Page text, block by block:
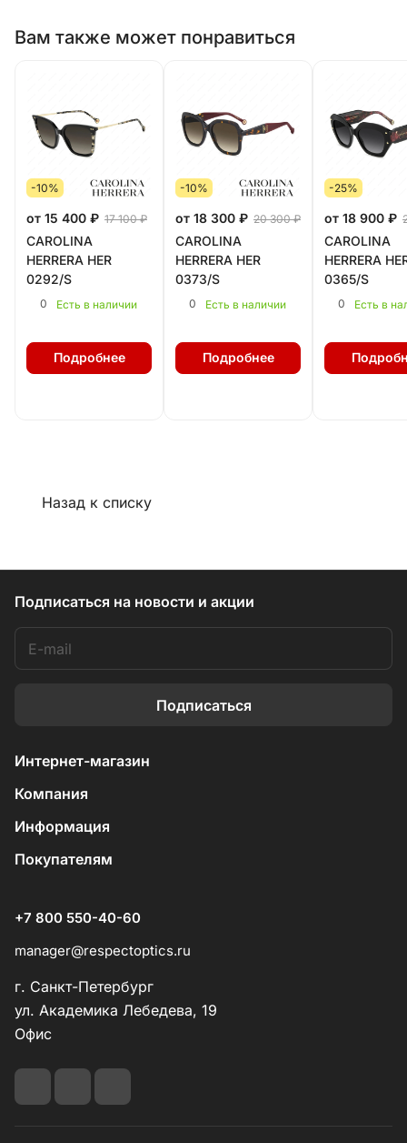
Вам также может понравиться
-10%
от 15 400 ₽ 17 100 ₽
CAROLINA
HERRERA HER
0292/S
0 Есть в наличии
Подробнее
-10%
от 18 300 ₽ 20 300 ₽
CAROLINA
HERRERA HER
0373/S
0 Есть в наличии
Подробнее
-25%
от 18 900 ₽
CAROLINA
HERRERA
0365/S
0 Есть в
Назад к списку
Подписаться на новости и акции
Подписаться
Интернет-магазин
Компания
Информация
Покупателям
+7 800 550-40-60
manager@respectoptics.ru
г. Санкт-Петербург
ул. Академика Лебедева, 19
Офис